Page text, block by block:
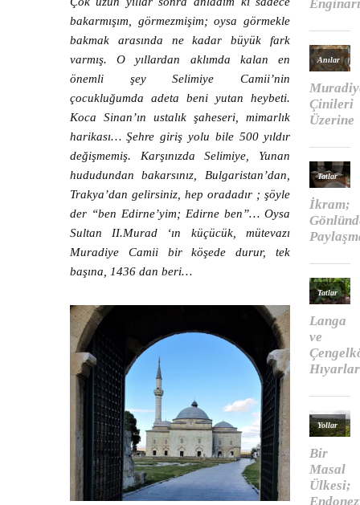
bakarmışım, görmezmişim; oysa görmekle
bakmak arasında ne kadar büyük fark
varmış. O yıllardan aklımda kalan en
önemli şey Selimiye Camii’nin
çocukluğumda adeta beni yutan heybeti.
Koca Sinan’ın ustalık şaheseri, mimarlık
harikası… Şehre giriş yolu bile 500 yıldır
değişmemiş. Karşınızda Selimiye, Yunan
hududundan bakarsınız, Bulgaristan’dan,
Trakya’dan gelirsiniz, hep oradadır ; şöyle
der “ben Edirne’yim; Edirne ben”… Oysa
Sultan II.Murad ‘ın küçücük, mütevazı
Muradiye Camii bir köşede durur, tek
başına, 1436 dan beri…